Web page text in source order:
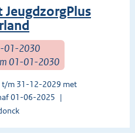
01-2030
01-01-2030
t/m 31-12-2029 met
01-06-2025